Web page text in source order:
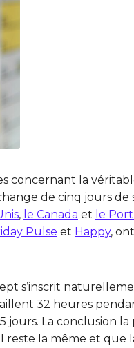
concernant la
de cinq jours de
, le Canada et le
Pulse et Happy, ont
s’inscrit
32 heures
jours. La conclusion la
reste la même et que